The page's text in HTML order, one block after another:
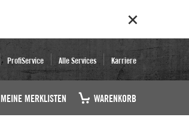
ProfiService Alle Services Karriere
MEINE MERKLISTEN WARENKORB